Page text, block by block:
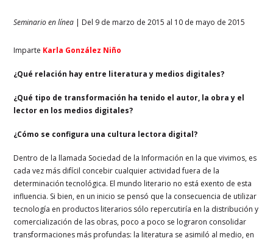
Seminario en línea | Del 9 de marzo de 2015 al 10 de mayo de 2015
Imparte Karla González Niño
¿Qué relación hay entre literatura y medios digitales?
¿Qué tipo de transformación ha tenido el autor, la obra y el
lector en los medios digitales?
¿Cómo se configura una cultura lectora digital?
Dentro de la llamada Sociedad de la Información en la que vivimos, es
cada vez más difícil concebir cualquier actividad fuera de la
determinación tecnológica. El mundo literario no está exento de esta
influencia. Si bien, en un inicio se pensó que la consecuencia de utilizar
tecnología en productos literarios sólo repercutiría en la distribución y
comercialización de las obras, poco a poco se lograron consolidar
transformaciones más profundas: la literatura se asimiló al medio, en